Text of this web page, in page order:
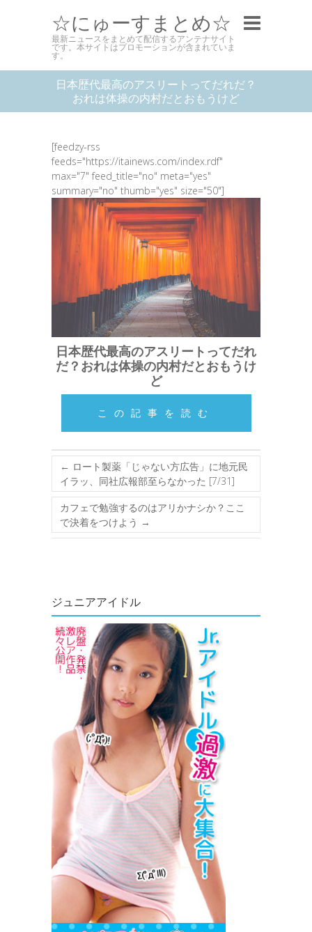
☆にゅーすまとめ☆
最新ニュースをまとめて配信するアンテナサイト
です。本サイトはプロモーションが含まれていま
す。
日本歴代最高のアスリートってだれだ？
おれは体操の内村だとおもうけど
[feedzy-rss
feeds="https://itainews.com/index.rdf"
max="7" feed_title="no" meta="yes"
summary="no" thumb="yes" size="50"]
日本歴代最高のアスリートってだれ
だ？おれは体操の内村だとおもうけ
ど
この記事を読む
← ロート製薬「じゃない方広告」に地元民
イラッ、同社広報部至らなかった [7/31]
カフェで勉強するのはアリかナシか？ここ
で決着をつけよう →
ジュニアアイドル